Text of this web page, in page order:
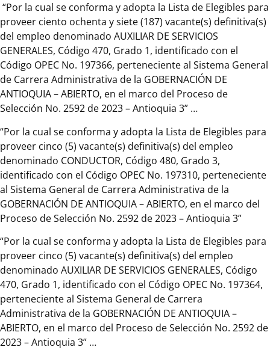
“Por la cual se conforma y adopta la Lista de Elegibles para
proveer ciento ochenta y siete (187) vacante(s) definitiva(s)
del empleo denominado AUXILIAR DE SERVICIOS
GENERALES, Código 470, Grado 1, identificado con el
Código OPEC No. 197366, perteneciente al Sistema General
de Carrera Administrativa de la GOBERNACIÓN DE
ANTIOQUIA – ABIERTO, en el marco del Proceso de
Selección No. 2592 de 2023 – Antioquia 3” …
“Por la cual se conforma y adopta la Lista de Elegibles para
proveer cinco (5) vacante(s) definitiva(s) del empleo
denominado CONDUCTOR, Código 480, Grado 3,
identificado con el Código OPEC No. 197310, perteneciente
al Sistema General de Carrera Administrativa de la
GOBERNACIÓN DE ANTIOQUIA – ABIERTO, en el marco del
Proceso de Selección No. 2592 de 2023 – Antioquia 3”
“Por la cual se conforma y adopta la Lista de Elegibles para
proveer cinco (5) vacante(s) definitiva(s) del empleo
denominado AUXILIAR DE SERVICIOS GENERALES, Código
470, Grado 1, identificado con el Código OPEC No. 197364,
perteneciente al Sistema General de Carrera
Administrativa de la GOBERNACIÓN DE ANTIOQUIA –
ABIERTO, en el marco del Proceso de Selección No. 2592 de
2023 – Antioquia 3” …